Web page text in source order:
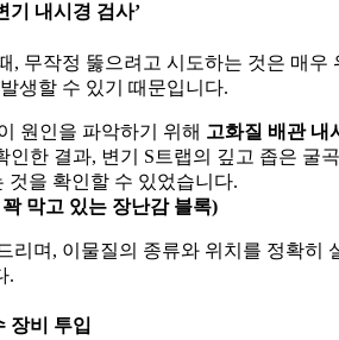
기 내시경 검사’
, 무작정 뚫으려고 시도하는 것은 매
생할 수 있기 때문입니다.
원인을 파악하기 위해 고화질 배관 내
인한 결과, 변기 S트랩의 깊고 좁은 굴
것을 확인할 수 있었습니다.
막고 있는 장난감 블록)
리며, 이물질의 종류와 위치를 정확히
.
장비 투입